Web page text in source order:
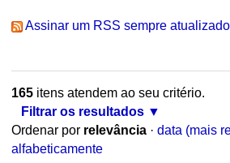
Assinar um RSS sempre
165itens atendem ao seu critério.
Filtrar os resultados
Ordenar por relevância · data (mais
alfabeticamente